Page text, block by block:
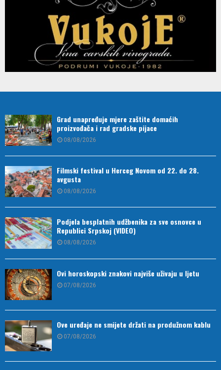
Grad unapređuje mjere zaštite domaćih
proizvođača i rad gradske pijace
08/08/2026
Filmski festival u Herceg Novom od 22. do 28.
avgusta
08/08/2026
Podjela besplatnih udžbenika za sve osnovce u
Republici Srpskoj (VIDEO)
08/08/2026
Ovi horoskopski znakovi najviše uživaju u ljetu
07/08/2026
Ove uređaje ne smijete držati na produžnom kablu
07/08/2026